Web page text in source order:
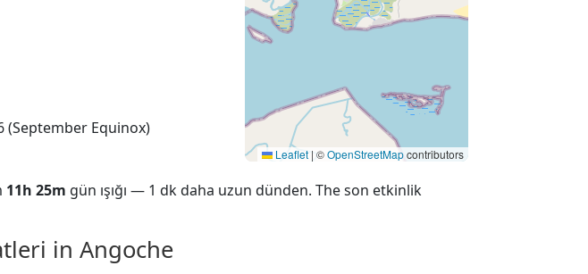
(September Equinox)
Leaflet | ©OpenStreetMapcontributors
11h 25m gün ışığı — 1 dk daha uzun dünden. The son etkinlik
in Angoche